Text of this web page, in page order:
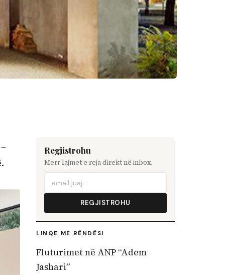
Regjistrohu
Merr lajmet e reja direkt në inbox.
REGJISTROHU
LINQE ME RËNDËSI
Fluturimet në ANP “Adem
Jashari”